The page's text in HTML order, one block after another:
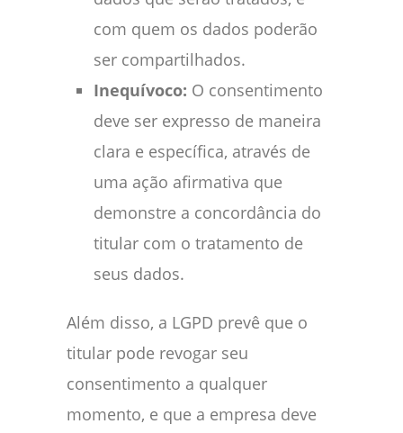
com quem os dados poderão
ser compartilhados.
Inequívoco: O consentimento
deve ser expresso de maneira
clara e específica, através de
uma ação afirmativa que
demonstre a concordância do
titular com o tratamento de
seus dados.
Além disso, a LGPD prevê que o
titular pode revogar seu
consentimento a qualquer
momento, e que a empresa deve